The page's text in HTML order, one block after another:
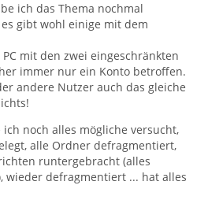
ich das Thema nochmal
gibt wohl einige mit dem
mit den zwei eingeschränkten
immer nur ein Konto betroffen.
andere Nutzer auch das gleiche
noch alles mögliche versucht,
alle Ordner defragmentiert,
runtergebracht (alles
wieder defragmentiert ... hat alles